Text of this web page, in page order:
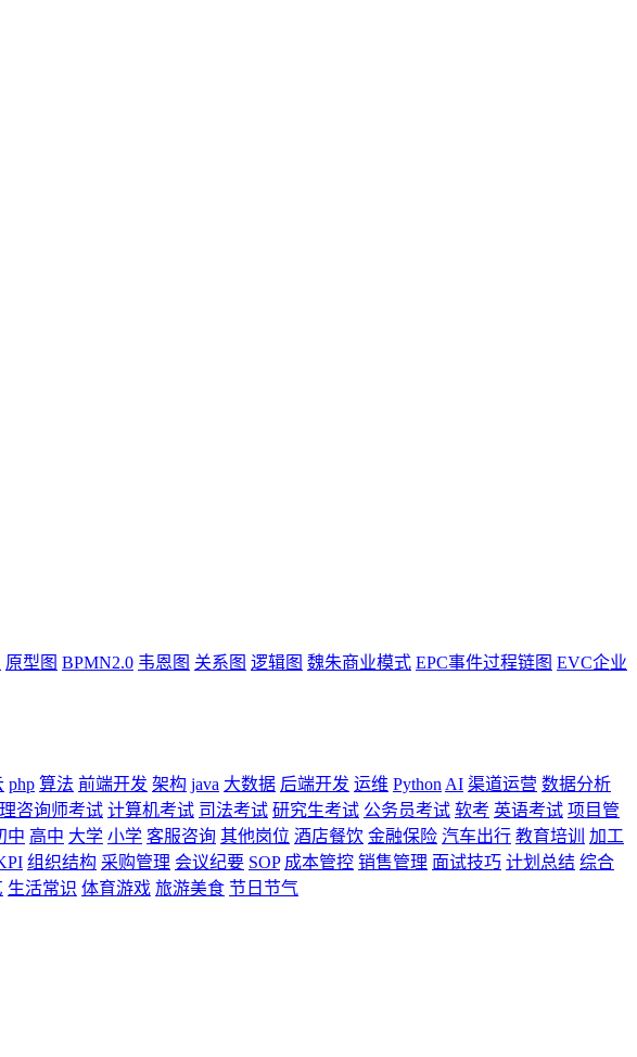
原型图 BPMN2.0 韦恩图 关系图 逻辑图 魏朱商业模式 EPC事件过程链图 EVC企业
php 算法 前端开发 架构 java 大数据 后端开发 运维 Python AI 渠道运营 数据分析
咨询师考试 计算机考试 司法考试 研究生考试 公务员考试 软考 英语考试 项目管
中 高中 大学 小学 客服咨询 其他岗位 酒店餐饮 金融保险 汽车出行 教育培训
加工
组织结构 采购管理 会议纪要 SOP 成本管控 销售管理 面试技巧 计划总结 综合
生活常识 体育游戏 旅游美食 节日节气